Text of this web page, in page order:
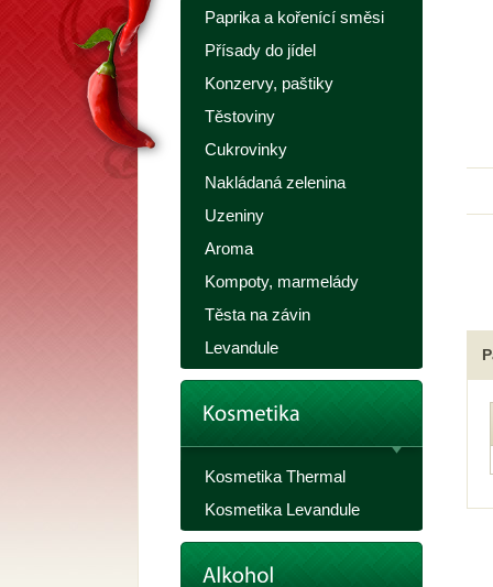
Paprika a kořenící směsi
Přísady do jídel
Konzervy, paštiky
Těstoviny
Cukrovinky
Nakládaná zelenina
Uzeniny
Aroma
Kompoty, marmelády
Těsta na závin
Levandule
Kosmetika Thermal
Kosmetika Levandule